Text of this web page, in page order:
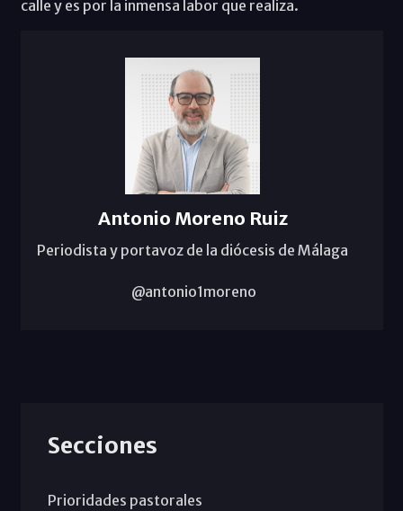
calle y es por la inmensa labor que realiza.
Antonio Moreno Ruiz
Periodista y portavoz de la diócesis de Málaga
@antonio1moreno
Secciones
Prioridades pastorales